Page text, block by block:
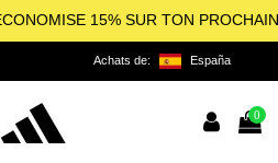
15% SUR TON
Achats de: España
0